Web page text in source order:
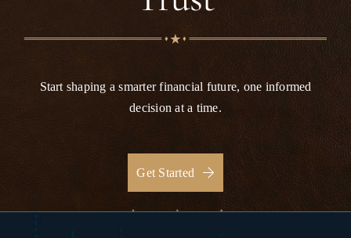
Start shaping a smarter financial future, one informed
decision at a time.
Get Started